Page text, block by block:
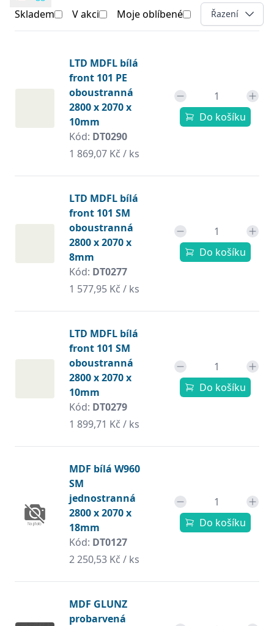
Skladem V akci Moje oblíbené Open options
Řazení
LTD MDFL bílá
front 101 PE
oboustranná
2800 x 2070 x
10mm
Kód: DT0290
1 869,07 Kč / ks
Do košíku
LTD MDFL bílá
front 101 SM
oboustranná
2800 x 2070 x
8mm
Kód: DT0277
1 577,95 Kč / ks
Do košíku
LTD MDFL bílá
front 101 SM
oboustranná
2800 x 2070 x
10mm
Kód: DT0279
1 899,71 Kč / ks
Do košíku
MDF bílá W960
SM
jednostranná
2800 x 2070 x
18mm
Kód: DT0127
2 250,53 Kč / ks
Do košíku
MDF GLUNZ
probarvená